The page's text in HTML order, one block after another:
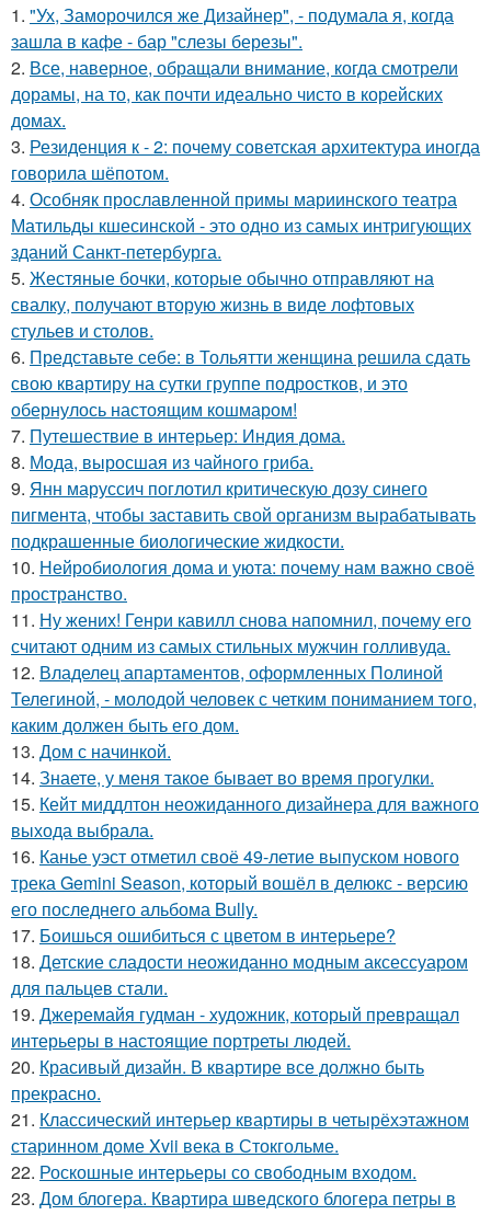
1. "Ух, Заморочился же Дизайнер", - подумала я, когда
зашла в кафе - бар "слезы березы".
2. Все, наверное, обращали внимание, когда смотрели
дорамы, на то, как почти идеально чисто в корейских
домах.
3. Резиденция к - 2: почему советская архитектура иногда
говорила шёпотом.
4. Особняк прославленной примы мариинского театра
Матильды кшесинской - это одно из самых интригующих
зданий Санкт-петербурга.
5. Жестяные бочки, которые обычно отправляют на
свалку, получают вторую жизнь в виде лофтовых
стульев и столов.
6. Представьте себе: в Тольятти женщина решила сдать
свою квартиру на сутки группе подростков, и это
обернулось настоящим кошмаром!
7. Путешествие в интерьер: Индия дома.
8. Мода, выросшая из чайного гриба.
9. Янн маруссич поглотил критическую дозу синего
пигмента, чтобы заставить свой организм вырабатывать
подкрашенные биологические жидкости.
10. Нейробиология дома и уюта: почему нам важно своё
пространство.
11. Ну жених! Генри кавилл снова напомнил, почему его
считают одним из самых стильных мужчин голливуда.
12. Владелец апартаментов, оформленных Полиной
Телегиной, - молодой человек с четким пониманием того,
каким должен быть его дом.
13. Дом с начинкой.
14. Знаете, у меня такое бывает во время прогулки.
15. Кейт миддлтон неожиданного дизайнера для важного
выхода выбрала.
16. Канье уэст отметил своё 49-летие выпуском нового
трека Gemini Season, который вошёл в делюкс - версию
его последнего альбома Bully.
17. Боишься ошибиться с цветом в интерьере?
18. Детские сладости неожиданно модным аксессуаром
для пальцев стали.
19. Джеремайя гудман - художник, который превращал
интерьеры в настоящие портреты людей.
20. Красивый дизайн. В квартире все должно быть
прекрасно.
21. Классический интерьер квартиры в четырёхэтажном
старинном доме Xvii века в Стокгольме.
22. Роскошные интерьеры со свободным входом.
23. Дом блогера. Квартира шведского блогера петры в